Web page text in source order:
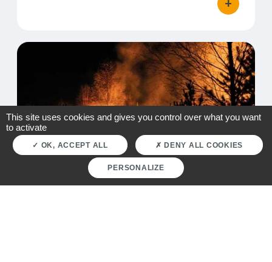
+
bouton
Impact des fumées de l'incendie en Gironde en
Visuel
This site uses cookies and gives you control over what you want
to activate
OK, ACCEPT ALL DENY ALL COOKIES
PERSONALIZE